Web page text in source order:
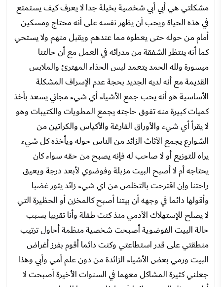
مشكلتي هي أبي أبي شخصية بخيلة جدا لا يعرف كيف يستمتع
في هذه الحياة ويحب أن يظهر نفسه على أنه محتاج ومسكين
أمام من حوله حتى يعطوه مما عندهم ويقبل منهم ولا يستحي
كما أنه ينتظر الشفقة من مدرائه في العمل مع أن حالتنا
ميسورة ولله الحمد يتعمد لبس الحذاء المهترئ والملابس
القديمة مع أنه لديه الجديد بحجة عدم الإسراف المشكلة
الأساسية هو أنه يحب جمع الأشياء أي شيء مجاني يسعد بأخذ
كميات كبيرة منه تفوق حاجته يجمع المطويات والكتيبات وهو
لا يقرأ أي شيء والأوراق الفارغة والأكياس والكراتين من
الشوارع يجمع الأثاث الزائد من الناس حوله ويأخذه كل شيء
يراه للتوزيع أو لا صاحب له فإنه يصبح من حقه سواء كان
يحتاجه أم لا أصبح البيت مزبلة وفوضوي لأبعد درجة ويعيق
راحتنا وإن اقترحت بالتخلص من اي شيء زائد يثور غضبا
وأقولها دائما في وجهه أن بيتنا أصبح كالمخزن أو الحظيرة التي
لا يصلح للإستهلاك الآدمي منذ كنت طفلة وأنا تقريبا بسبب
حالة البيت الفوضوية أصبحت شخصية منظمة أحاول ترتيب
منطقتي على قدر استطاعتي وكنت دائما أقوم بفرز أغراض
البيت ورمي بعض الأشياء الزائدة من دون علم أمي وأبي وهذا
جعلني كثيرة المشاكل معهما في السنوات الأخيرة أصبحت لا